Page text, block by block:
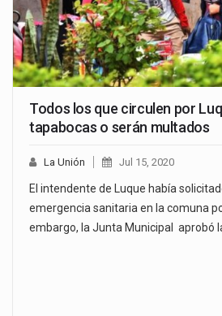
Todos los que circulen por
tapabocas o serán multados
La Unión Jul 15, 2020
El intendente de Luque había
emergencia sanitaria en la comuna
embargo, la Junta Municipal aprobó